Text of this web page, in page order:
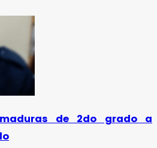
de 2do grado a